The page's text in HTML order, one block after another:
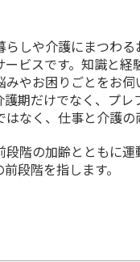
しや介護にまつわ
ビスです。知識と
やお困りごとをお
期だけでなく、プ
なく、仕事と介護の
階の加齢とともに
段階を指します。